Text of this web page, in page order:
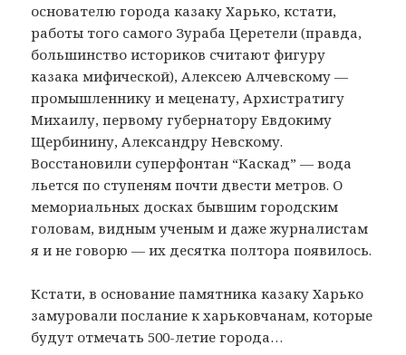
основателю города казаку Харько, кстати,
работы того самого Зураба Церетели (правда,
большинство историков считают фигуру
казака мифической), Алексею Алчевскому —
промышленнику и меценату, Архистратигу
Михаилу, первому губернатору Евдокиму
Щербинину, Александру Невскому.
Восстановили суперфонтан “Каскад” — вода
льется по ступеням почти двести метров. О
мемориальных досках бывшим городским
головам, видным ученым и даже журналистам
я и не говорю — их десятка полтора появилось.
Кстати, в основание памятника казаку Харько
замуровали послание к харьковчанам, которые
будут отмечать 500-летие города…